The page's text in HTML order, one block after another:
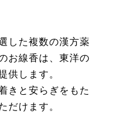
した複数の漢方薬
お線香は、東洋の
供します。
きと安らぎをもた
だけます。